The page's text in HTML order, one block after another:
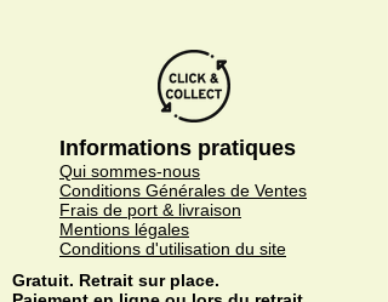
Informations pratiques
Qui sommes-nous
Conditions Générales de Ventes
Frais de port & livraison
Mentions légales
Conditions d'utilisation du site
Gratuit. Retrait sur place.